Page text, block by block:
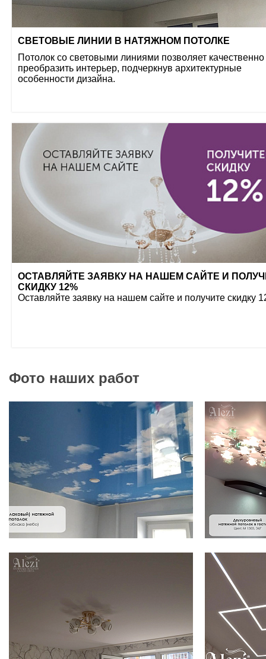
СВЕТОВЫЕ ЛИНИИ В НАТЯЖНОМ ПОТОЛКЕ
Потолок со световыми линиями позволяет качественно
преобразить интерьер, подчеркнув архитектурные
особенности дизайна.
ОСТАВЛЯЙТЕ ЗАЯВКУ НА НАШЕМ САЙТЕ И
СКИДКУ 12%
Оставляйте заявку на нашем сайте и получите скидку
Фото наших работ